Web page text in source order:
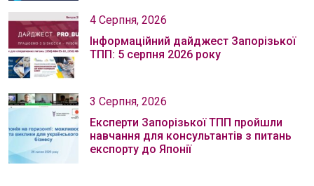
4 Серпня, 2026
Інформаційний дайджест Запорізької
ТПП: 5 серпня 2026 року
3 Серпня, 2026
Експерти Запорізької ТПП пройшли
навчання для консультантів з питань
експорту до Японії